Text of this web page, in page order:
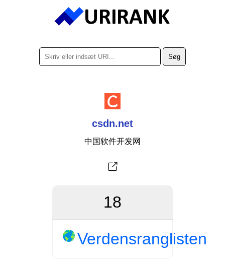
csdn.net
中国软件开发网
18
Verdensranglisten